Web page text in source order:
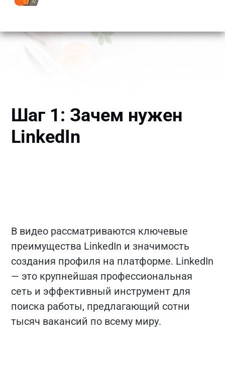
Шаг 1: Зачем нужен
LinkedIn
В видео рассматриваются ключевые
преимущества LinkedIn и значимость
создания профиля на платформе. LinkedIn
— это крупнейшая профессиональная
сеть и эффективный инструмент для
поиска работы, предлагающий сотни
тысяч вакансий по всему миру.